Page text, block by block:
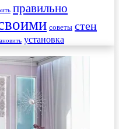
правильно
советы стен
установка